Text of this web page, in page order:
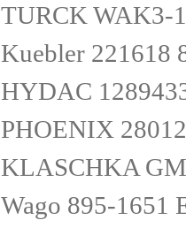
TURCK WAK3-
Kuebler 221618
HYDAC
PHOENIX
KLASCHKA
Wago 895-1651